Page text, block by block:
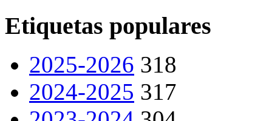
Etiquetas populares
2025-2026 318
2024-2025 317